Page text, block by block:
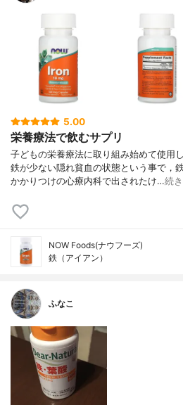
5.00
栄養療法で飲むサプリ
子どもの栄養療法に取り組み始めて使用
鉄が少ない隠れ貧血の状態という事で，
かかりつけの心療内科で出されたけ…続
NOW Foods(ナウフーズ)
鉄（アイアン）
ふなこ